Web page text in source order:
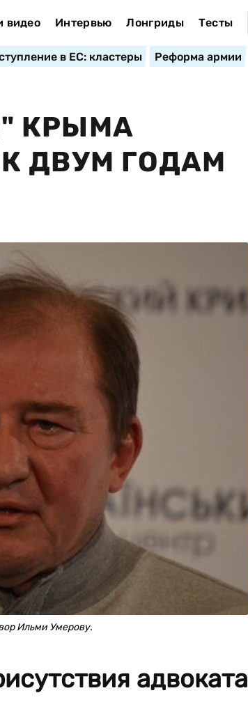
видео Интервью Лонгриды Тесты
в ЕС: кластеры Реформа армии
КРЫМА
ДВУМ ГОДАМ
Ильми Умерову.
адвоката